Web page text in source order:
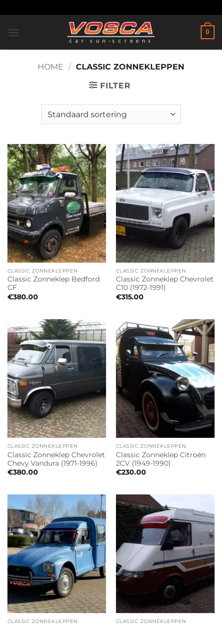
naar
inhoud
0
HOME / CLASSIC ZONNEKLEPPEN
FILTER
CLASSIC ZONNEKLEPPEN
Classic Zonneklep Bedford
CF
€380.00
CLASSIC ZONNEKLEPPEN
Classic Zonneklep Chevrolet
C10 (1972-1991)
€315.00
CLASSIC ZONNEKLEPPEN
Classic Zonneklep Chevrolet
Chevy Vandura (1971-1996)
€380.00
CLASSIC ZONNEKLEPPEN
Classic Zonneklep Citroén
2CV (1949-1990)
€230.00
CLASSIC ZONNEKLEPPEN CLASSIC ZONNEKLEPPEN